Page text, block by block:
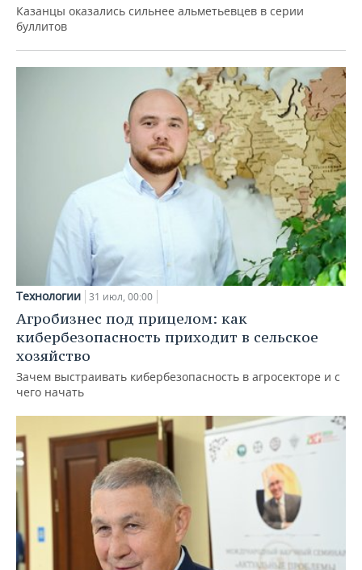
Казанцы оказались сильнее альметьевцев в серии
буллитов
Технологии 31 июл, 00:00
Агробизнес под прицелом: как
кибербезопасность приходит в сельское
хозяйство
Зачем выстраивать кибербезопасность в агросекторе и с
чего начать